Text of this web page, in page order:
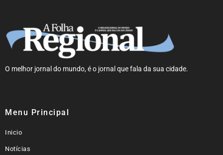
O melhor jornal do mundo, é o jornal que fala da sua cidade.
Menu Principal
Inicio
Notícias